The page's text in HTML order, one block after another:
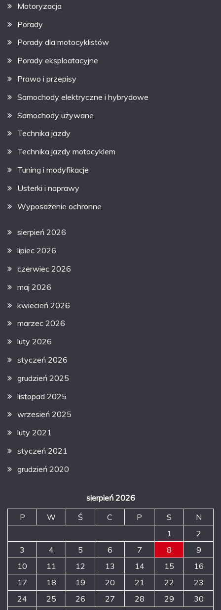
Motoryzacja
Porady
Porady dla motocyklistów
Porady eksploatacyjne
Prawo i przepisy
Samochody elektryczne i hybrydowe
Samochody używane
Technika jazdy
Technika jazdy motocyklem
Tuning i modyfikacje
Usterki i naprawy
Wyposażenie ochronne
sierpień 2026
lipiec 2026
czerwiec 2026
maj 2026
kwiecień 2026
marzec 2026
luty 2026
styczeń 2026
grudzień 2025
listopad 2025
wrzesień 2025
luty 2021
styczeń 2021
grudzień 2020
sierpień 2026
P
W Ś C P S
N
1
2
3
4 5 6 7 8
9
10
11 12 13 14 15
16
17
18 19 20 21 22
23
24
25 26 27 28 29
30